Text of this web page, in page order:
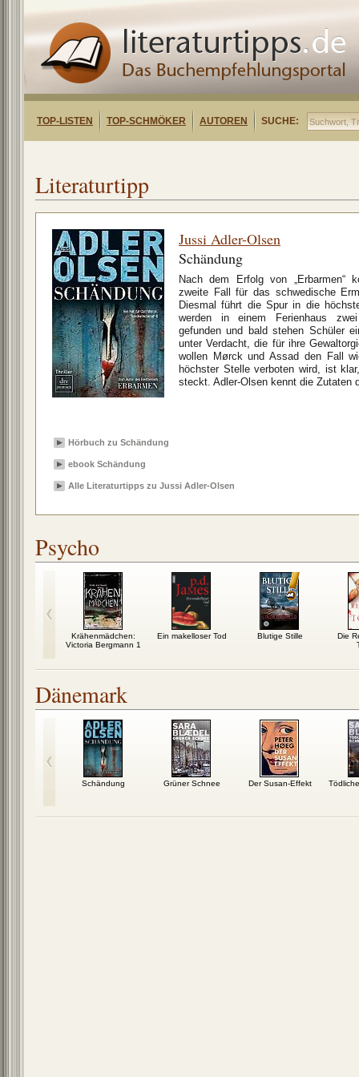
TOP-LISTEN TOP-SCHMÖKER AUTOREN SUCHE:
Literaturtipp
Jussi Adler-Olsen
Schändung
Nach dem Erfolg von „Erbarmen“
zweite Fall für das schwedische
Diesmal führt die Spur in die
werden in einem Ferienhaus
gefunden und bald stehen Schüler
unter Verdacht, die für ihre
wollen Mørck und Assad den Fall
höchster Stelle verboten wird, ist
steckt. Adler-Olsen kennt die Zutaten
Hörbuch zu Schändung
ebook Schändung
Alle Literaturtipps zu Jussi Adler-Olsen
Psycho
Krähenmädchen:
Victoria Bergmann 1
Ein makelloser Tod Blutige Stille
Die
Dänemark
Schändung Grüner Schnee Der Susan-Effekt